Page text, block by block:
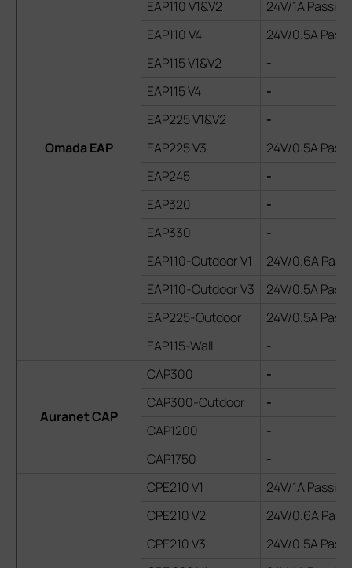
Omada EAP
EAP110 V1&V2
24V/1A
EAP110 V4
24V/0.5A
EAP115 V1&V2
-
EAP115 V4
-
EAP225 V1&V2
-
EAP225 V3
24V/0.5A
EAP245
-
EAP320
-
EAP330
-
EAP110-Outdoor V1
24V/0.6A
EAP110-Outdoor V3
24V/0.5A
EAP225-Outdoor
24V/0.5A
EAP115-Wall
-
Auranet CAP
CAP300
-
CAP300-Outdoor
-
CAP1200
-
CAP1750
-
CPE210 V1
24V/1A
CPE210 V2
24V/0.6A
CPE210 V3
24V/0.5A